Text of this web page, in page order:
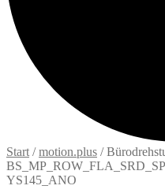
Start /motion.plus /
YS145_ANO